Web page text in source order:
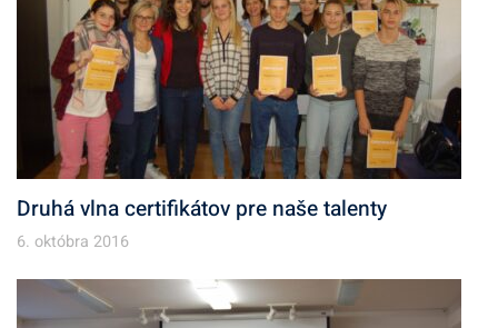
Druhá vlna certifikátov pre naše talenty
6. októbra 2016